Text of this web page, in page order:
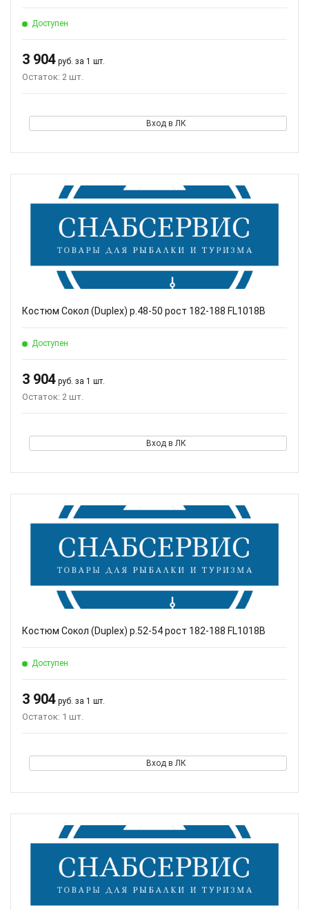
Доступен
3 904 руб. за 1 шт.
Остаток: 2 шт.
Вход в ЛК
Костюм Сокол (Duplex) р.48-50 рост 182-188 FL1018B
Доступен
3 904 руб. за 1 шт.
Остаток: 2 шт.
Вход в ЛК
Костюм Сокол (Duplex) р.52-54 рост 182-188 FL1018B
Доступен
3 904 руб. за 1 шт.
Остаток: 1 шт.
Вход в ЛК